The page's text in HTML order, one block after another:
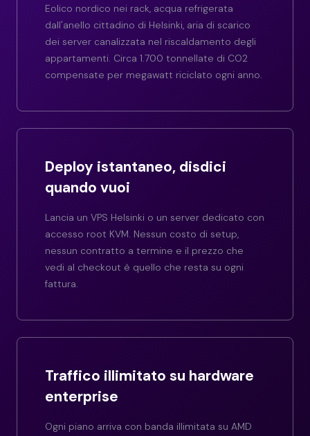
Eolico nordico nei rack, acqua refrigerata
dall'anello cittadino di Helsinki, aria di scarico
dei server canalizzata nel riscaldamento degli
appartamenti. Circa 1.700 tonnellate di CO2
compensate per megawatt riciclato ogni anno.
Deploy istantaneo, disdici
quando vuoi
Lancia un VPS Helsinki o un server dedicato con
accesso root KVM. Nessun costo di setup,
nessun contratto a termine e il prezzo che
vedi al checkout è quello che resta su ogni
fattura.
Traffico illimitato su hardware
enterprise
Ogni piano arriva con banda illimitata su AMD